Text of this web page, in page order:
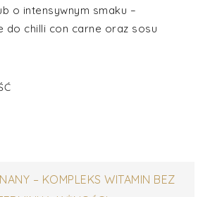
o intensywnym smaku –
do chilli con carne oraz sosu
– KOMPLEKS WITAMIN BEZ